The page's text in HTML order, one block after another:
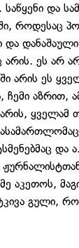
და
როდესაც
და
არის. ეს არ
არის ეს
აზრით,
ყველამ
და
აკეთოს,
გული,